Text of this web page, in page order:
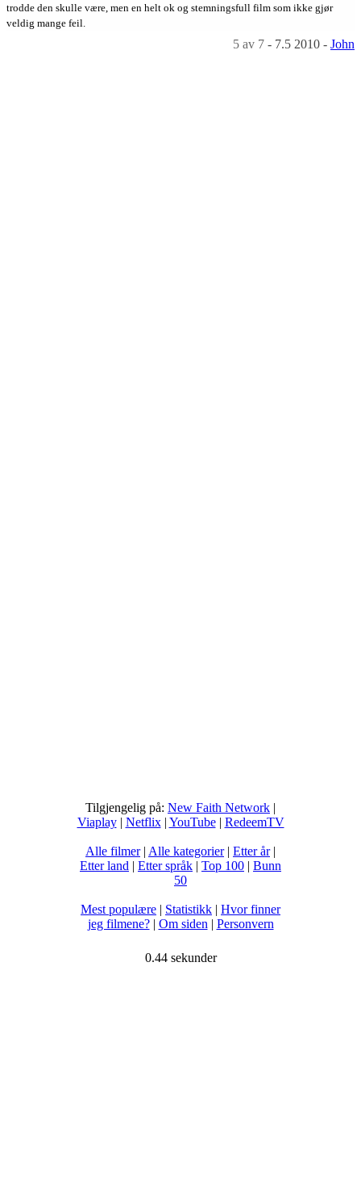
trodde den skulle være, men en helt ok og stemningsfull film som ikke gjør
veldig mange feil.
5 av 7 - 7.5 2010 - John
Tilgjengelig på: New Faith Network |
Viaplay| Netflix| YouTube| RedeemTV
Alle filmer| Alle kategorier| Etter år|
Etter land | Etter språk | Top 100 | Bunn
50
Mest populære | Statistikk | Hvor finner
jeg filmene?| Om siden| Personvern
0.44 sekunder